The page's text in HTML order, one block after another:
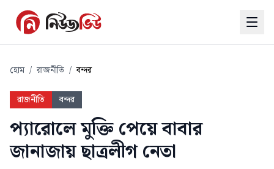
হোম / রাজনীতি / বন্দর
রাজনীতি বন্দর
প্যারোলে মুক্তি পেয়ে বাবার
জানাজায় ছাত্রলীগ নেতা